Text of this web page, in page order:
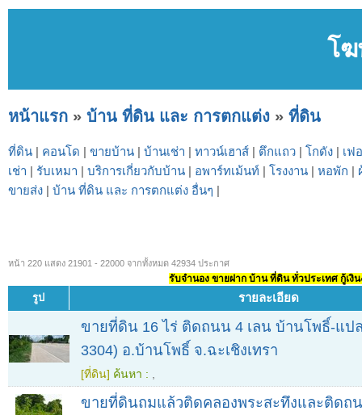
โ
หน้าแรก » บ้าน ที่ดิน และ การตกแต่ง » ที่ดิน
ที่ดิน | คอนโด | ขายบ้าน | บ้านเช่า | ทาวน์เฮาส์ | ตึกแถว | โกดัง | เฟ
เช่า | รับเหมา | บริการเกี่ยวกับบ้าน | อพาร์ทเม้นท์ | โรงงาน | หอพัก |
ขายส่ง | บ้าน ที่ดิน และ การตกแต่ง อื่นๆ |
หน้า 220 แสดง 21901 - 22000 จากทั้งหมด 42934 ประกาศ
รับจำนอง ขายฝาก บ้าน ที่ดิน ทั่วประเทศ กู้เงิ
รูป รายละเอียด
ขายที่ดิน 16 ไร่ ติดถนน 4 เลน บ้านโพธิ์-แป
3304) อ.บ้านโพธิ์ จ.ฉะเชิงเทรา
[ที่ดิน] ค้นหา :
ขายที่ดินถมแล้วติดคลองพระสะทึงและติดถ